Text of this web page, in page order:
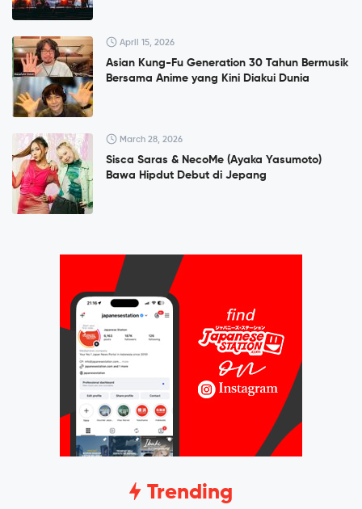
April 15, 2026
Asian Kung-Fu Generation 30 Tahun Bermusik
Bersama Anime yang Kini Diakui Dunia
March 28, 2026
Sisca Saras & NecoMe (Ayaka Yasumoto)
Bawa Hipdut Debut di Jepang
Trending